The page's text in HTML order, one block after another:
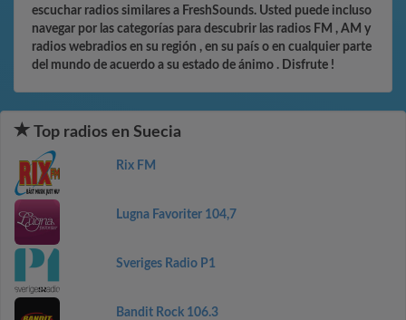
escuchar radios similares a FreshSounds. Usted puede incluso
navegar por las categorías para descubrir las radios FM , AM y
radios webradios en su región , en su país o en cualquier parte
del mundo de acuerdo a su estado de ánimo . Disfrute !
Top radios en Suecia
Rix FM
Lugna Favoriter 104,7
Sveriges Radio P1
Bandit Rock 106.3